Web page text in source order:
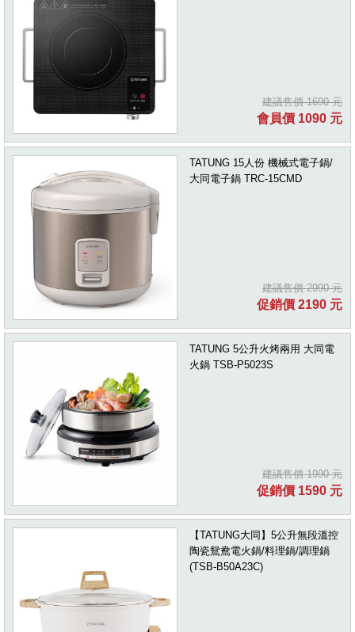
建議售價 1690 元
會員價 1090 元
TATUNG 15人份 機械式電子鍋/
大同電子鍋 TRC-15CMD
建議售價 2990 元
促銷價 2190 元
TATUNG 5公升火烤兩用 大同電
火鍋 TSB-P5023S
建議售價 1990 元
促銷價 1590 元
【TATUNG大同】5公升無段溫控
陶瓷鴛鴦電火鍋/料理鍋/調理鍋
(TSB-B50A23C)